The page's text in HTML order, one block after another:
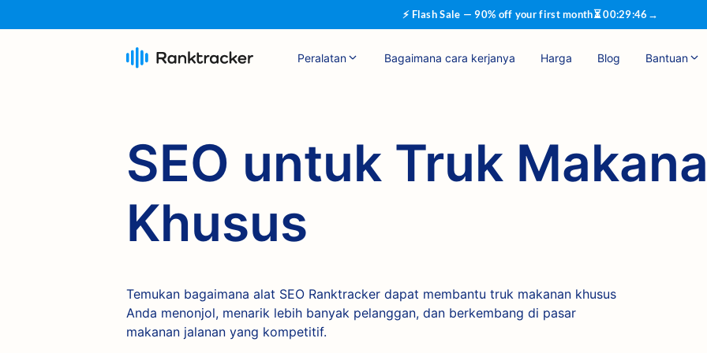
⚡ Flash Sale — 90% off your first month⏳00:29:46 →
Peralatan Bagaimana cara kerjanya Harga Blog Bantuan
SEO untuk Truk
Khusus
Temukan bagaimana alat SEO Ranktracker dapat membantu truk makanan khusus
Anda menonjol, menarik lebih banyak pelanggan, dan berkembang di pasar
makanan jalanan yang kompetitif.